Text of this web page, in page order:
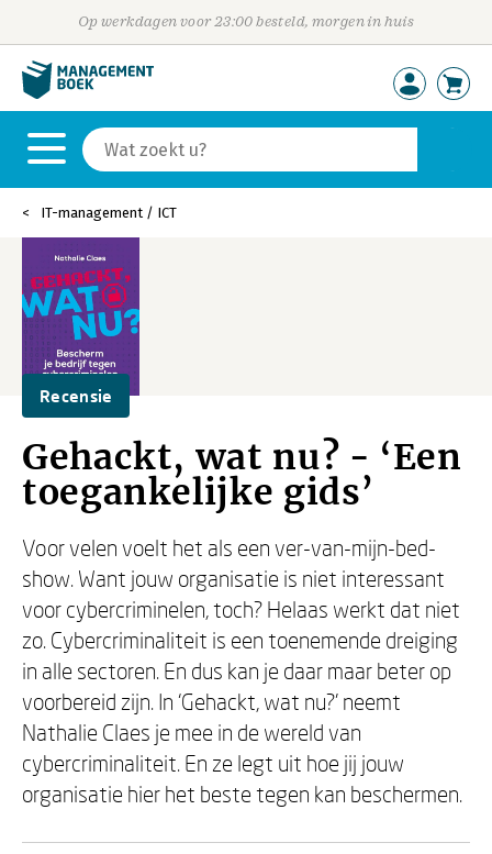
Op werkdagen voor 23:00 besteld, morgen in huis
IT-management / ICT
Recensie
Gehackt, wat nu? - ‘Een
toegankelijke gids’
Voor velen voelt het als een ver-van-mijn-bed-
show. Want jouw organisatie is niet interessant
voor cybercriminelen, toch? Helaas werkt dat niet
zo. Cybercriminaliteit is een toenemende dreiging
in alle sectoren. En dus kan je daar maar beter op
voorbereid zijn. In ‘Gehackt, wat nu?’ neemt
Nathalie Claes je mee in de wereld van
cybercriminaliteit. En ze legt uit hoe jij jouw
organisatie hier het beste tegen kan beschermen.